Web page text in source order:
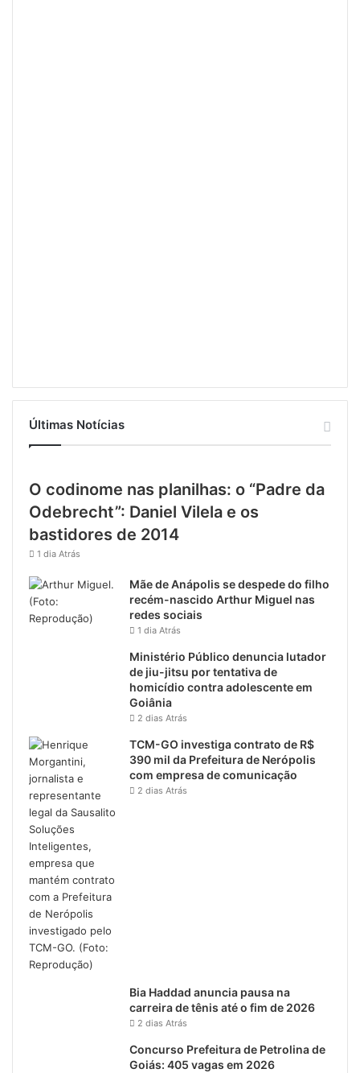
Últimas Notícias
O codinome nas planilhas: o “Padre da
Odebrecht”: Daniel Vilela e os
bastidores de 2014
1 dia Atrás
Mãe de Anápolis se despede do filho
recém-nascido Arthur Miguel nas
redes sociais
1 dia Atrás
Ministério Público denuncia lutador
de jiu-jitsu por tentativa de
homicídio contra adolescente em
Goiânia
2 dias Atrás
TCM-GO investiga contrato de R$
390 mil da Prefeitura de Nerópolis
com empresa de comunicação
2 dias Atrás
Bia Haddad anuncia pausa na
carreira de tênis até o fim de 2026
2 dias Atrás
Concurso Prefeitura de Petrolina de
Goiás: 405 vagas em 2026